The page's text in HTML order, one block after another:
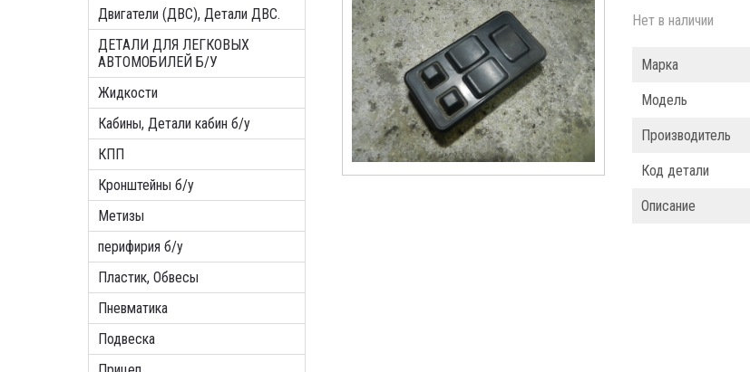
Двигатели (ДВС), Детали ДВС.
ДЕТАЛИ ДЛЯ ЛЕГКОВЫХ
АВТОМОБИЛЕЙ Б/У
Жидкости
Кабины, Детали кабин б/у
КПП
Кронштейны б/у
Метизы
перифирия б/у
Пластик, Обвесы
Пневматика
Подвеска
Нет в наличии
Марка
Модель
Производитель
Код детали
Описание